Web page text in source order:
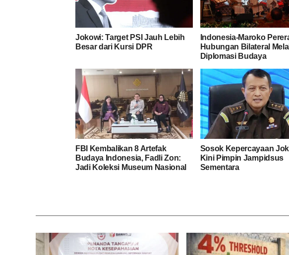
Jokowi: Target PSI Jauh Lebih
Besar dari Kursi DPR
Indonesia-Maroko
Hubungan Bilateral
Diplomasi Budaya
FBI Kembalikan 8 Artefak
Budaya Indonesia, Fadli Zon:
Jadi Koleksi Museum Nasional
Sosok Kepercayaan
Kini Pimpin Jampidsus
Sementara